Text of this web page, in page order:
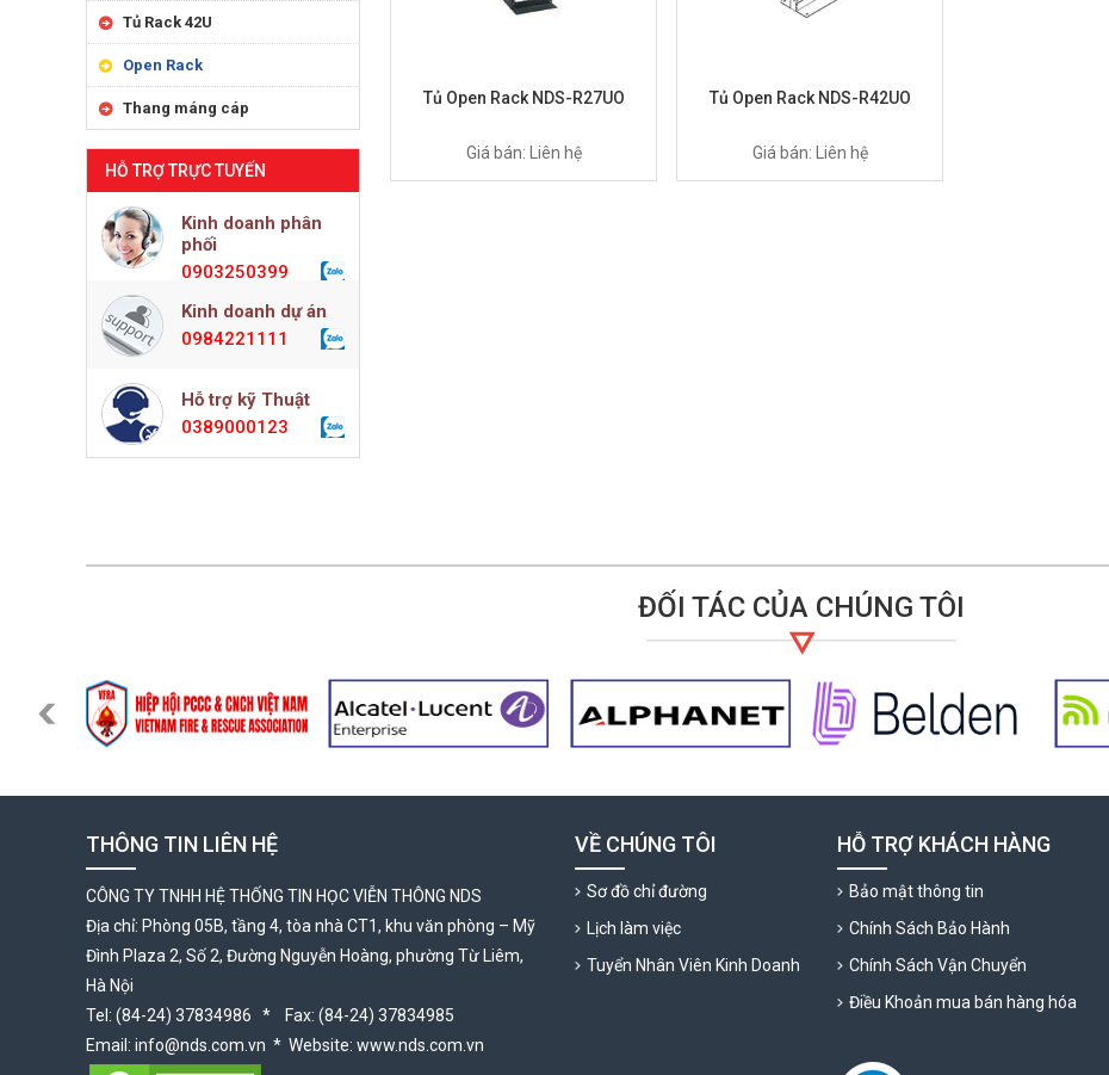
Tủ Rack 42U
Open Rack
Thang máng cáp
HỖ TRỢ TRỰC TUYẾN
Kinh doanh phân
phối
0903250399
Kinh doanh dự án
0984221111
Hỗ trợ kỹ Thuật
0389000123
Tủ Open Rack NDS-R27UO
Giá bán: Liên hệ
Tủ Open Rack NDS-R42UO
Giá bán: Liên hệ
ĐỐI TÁC CỦA CHÚNG TÔI
THÔNG TIN LIÊN HỆ
CÔNG TY TNHH HỆ THỐNG TIN HỌC VIỄN THÔNG NDS
Địa chỉ: Phòng 05B, tầng 4, tòa nhà CT1, khu văn phòng – Mỹ
Đình Plaza 2, Số 2, Đường Nguyễn Hoàng, phường Từ Liêm,
Hà Nội
Tel: (84-24) 37834986 * Fax: (84-24) 37834985
Email: info@nds.com.vn * Website: www.nds.com.vn
VỀ CHÚNG TÔI
Sơ đồ chỉ đường
Lịch làm việc
Tuyển Nhân Viên Kinh Doanh
HỖ TRỢ KHÁCH HÀNG
Bảo mật thông tin
Chính Sách Bảo Hành
Chính Sách Vận Chuyển
Điều Khoản mua bán hàng hóa